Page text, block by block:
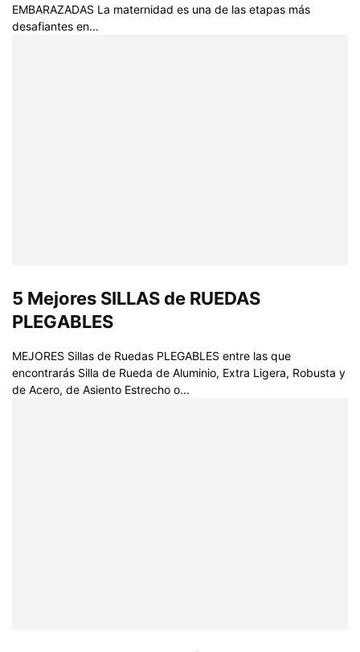
EMBARAZADAS La maternidad es una de las etapas más
desafiantes en...
5 Mejores SILLAS de RUEDAS
PLEGABLES
MEJORES Sillas de Ruedas PLEGABLES entre las que
encontrarás Silla de Rueda de Aluminio, Extra Ligera, Robusta y
de Acero, de Asiento Estrecho o...